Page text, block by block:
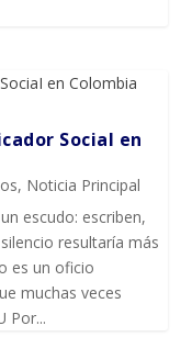
SociaI en
, Noticia Principal
escudo: escriben,
resultaría más
es un oficio
muchas veces
Por...